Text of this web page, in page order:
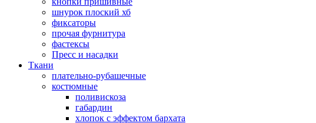
шнурок плоский хб
фиксаторы
прочая фурнитура
фастексы
Пресс и насадки
Ткани
плательно-рубашечные
костюмные
поливискоза
габардин
хлопок с эффектом бархата